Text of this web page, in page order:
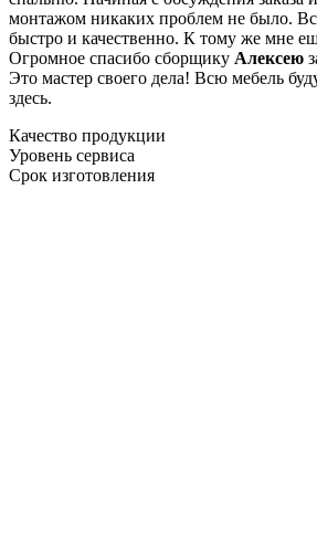
монтажом никаких проблем не было.
быстро и качественно. К тому же мне
Огромное спасибо сборщику Алексею
Это мастер своего дела! Всю мебель
здесь.
Качество продукции
Уровень сервиса
Срок изготовления